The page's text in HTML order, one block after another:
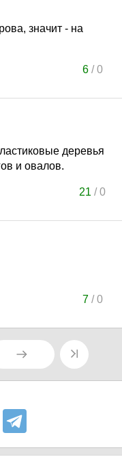
значит - на
6/0
деревья
и овалов.
21 /0
7/0